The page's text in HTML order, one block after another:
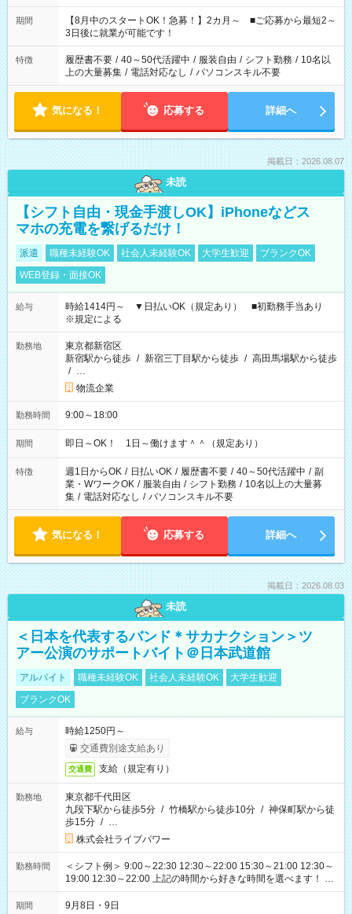
と休みを合わせたい」 「余裕を持って夕飯の準備がしたい」
「できれば残業はしたくない」 など、ご希望を教えてください
ね。 ※Wワーク希望の方へ 今ご覧のお仕事で希望する勤務時間
と、もう1つのお仕事の勤務時間。 合計で週40時間を超える場
合は応募できません。
期間
【8月中のスタートOK！急募！】2カ月～ ■ご応募から最短2～
3日後に就業が可能です！
特徴 履歴書不要 / 40～50代活躍中 / 服装自由 / シフト勤務 / 10名以
上の大量募集 / 電話対応なし / パソコンスキル不要
気になる！ 応募する 詳細へ
掲載日：2026.08.07
未読
【シフト自由・現金手渡しOK】iPhoneなどス
マホの充電を繋げるだけ！
派遣 職種未経験OK 社会人未経験OK 大学生歓迎
ブランクOK
WEB登録・面接OK
給与
時給1414円～ ▼日払いOK（規定あり） ■初勤務手当あり
※規定による
勤務地
東京都新宿区
新宿駅から徒歩 / 新宿三丁目駅から徒歩 / 高田馬場駅から徒歩
/ …
物流企業
勤務時間 9:00～18:00
期間 即日～OK！ 1日～働けます＾＾（規定あり）
特徴 週1日からOK / 日払いOK / 履歴書不要 / 40～50代活躍中 / 副
業・WワークOK / 服装自由 / シフト勤務 / 10名以上の大量募
集 / 電話対応なし / パソコンスキル不要
気になる！ 応募する 詳細へ
掲載日：2026.08.03
未読
＜日本を代表するバンド＊サカナクション＞ツ
アー公演のサポートバイト＠日本武道館
アルバイト 職種未経験OK 社会人未経験OK
大学生歓迎
ブランクOK
給与
時給1250円～
交通費別途支給あり
交通費 支給（規定有り）
勤務地
東京都千代田区
九段下駅から徒歩5分 / 竹橋駅から徒歩10分 / 神保町駅から徒
歩15分 / …
株式会社ライブパワー
勤務時間
＜シフト例＞ 9:00～22:30 12:30～22:00 15:30～21:00 12:30～
19:00 12:30～22:00 上記の時間から好きな時間を選べます！ ※
時間は変更となる可能性があります
期間 9月8日・9日